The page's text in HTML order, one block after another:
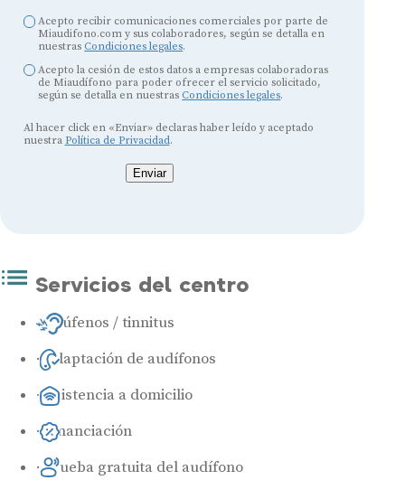
Acepto recibir comunicaciones comerciales por parte de
Miaudifono.com y sus colaboradores, según se detalla en
nuestras Condiciones legales.
Acepto la cesión de estos datos a empresas colaboradoras
de Miaudífono para poder ofrecer el servicio solicitado,
según se detalla en nuestras Condiciones legales.
Al hacer click en «Enviar» declaras haber leído y aceptado
nuestra Política de Privacidad.
Enviar
Servicios del centro
Acúfenos / tinnitus
Adaptación de audífonos
Asistencia a domicilio
Financiación
Prueba gratuita del audífono